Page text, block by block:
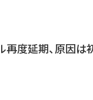
度延期、原因は